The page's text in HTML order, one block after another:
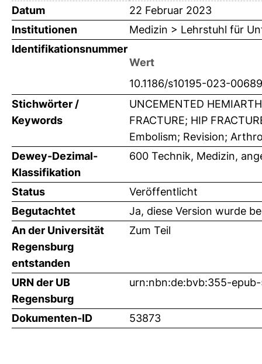
Datum
22 Februar 2023
Institutionen
Medizin > Lehrstuhl für
Identifikationsnummer
Wert
10.1186/s10195-023-
Stichwörter /
Keywords
UNCEMENTED
FRACTURE; HIP
Embolism; Revision;
Dewey-Dezimal-
Klassifikation
600 Technik, Medizin,
Status
Veröffentlicht
Begutachtet
Ja, diese Version wurde
An der Universität
Regensburg
entstanden
Zum Teil
URN der UB
Regensburg
urn:nbn:de:bvb:355-
Dokumenten-ID 53873